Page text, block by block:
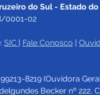
do Sul - Estado
0001-02
SIC | Fale Conosco |
99213-8219 (Ouvidora
Becker nº 222,